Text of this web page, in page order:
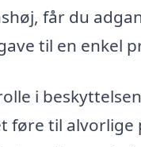
får du
til en enkel
i
føre til